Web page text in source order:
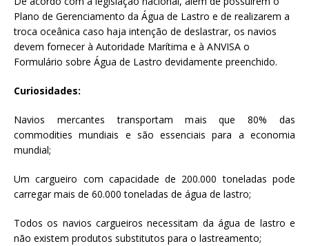
Plano de Gerenciamento da Água de Lastro e de realizarem a
troca oceânica caso haja intenção de deslastrar, os navios
devem fornecer à Autoridade Marítima e à ANVISA o
Formulário sobre Água de Lastro devidamente preenchido.
Curiosidades:
Navios mercantes transportam mais que 80% das
commodities mundiais e são essenciais para a economia
mundial;
Um cargueiro com capacidade de 200.000 toneladas pode
carregar mais de 60.000 toneladas de água de lastro;
Todos os navios cargueiros necessitam da água de lastro e
não existem produtos substitutos para o lastreamento;